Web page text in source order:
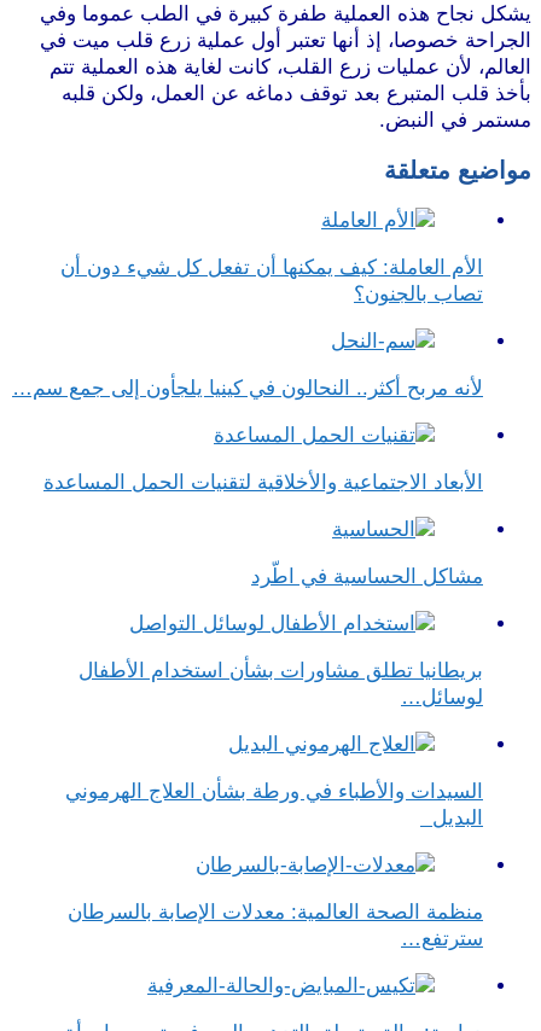
يشكل نجاح هذه العملية طفرة كبيرة في الطب عموما وفي
الجراحة خصوصا، إذ أنها تعتبر أول عملية زرع قلب ميت في
العالم، لأن عمليات زرع القلب، كانت لغاية هذه العملية تتم
بأخذ قلب المتبرع بعد توقف دماغه عن العمل، ولكن قلبه
مستمر في النبض.
مواضيع متعلقة
الأم العاملة: كيف يمكنها أن تفعل كل شيء دون أن
تصاب بالجنون؟
لأنه مربح أكثر.. النحالون في كينيا يلجأون إلى جمع سم…
الأبعاد الاجتماعية والأخلاقية لتقنيات الحمل المساعدة
مشاكل الحساسية في اطّرد
بريطانيا تطلق مشاورات بشأن استخدام الأطفال
لوسائل…
السيدات والأطباء في ورطة بشأن العلاج الهرموني
البديل
منظمة الصحة العالمية: معدلات الإصابة بالسرطان
سترتفع…